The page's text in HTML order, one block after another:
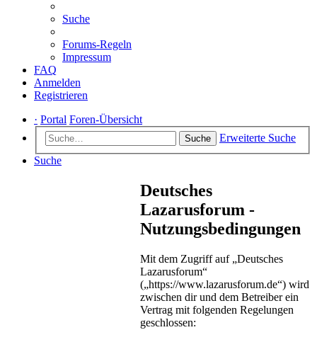
Suche
Forums-Regeln
Impressum
FAQ
Anmelden
Registrieren
· Portal Foren-Übersicht
Suche
Erweiterte Suche
Suche
Deutsches
Lazarusforum -
Nutzungsbedingungen
Mit dem Zugriff auf „Deutsches
Lazarusforum“
(„https://www.lazarusforum.de“) wird
zwischen dir und dem Betreiber ein
Vertrag mit folgenden Regelungen
geschlossen: